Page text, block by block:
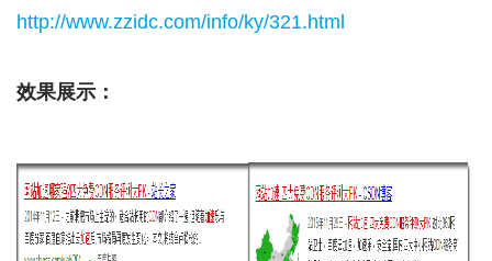
http://www.zzidc.com/info/ky/321.html
效果展示：